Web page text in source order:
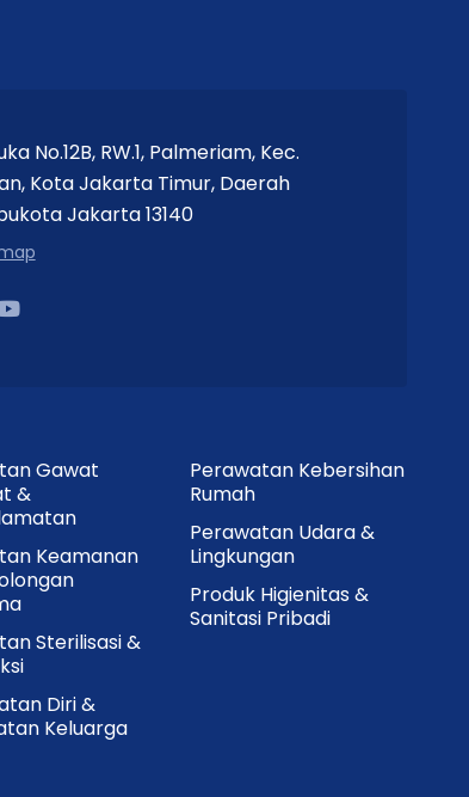
No.12B, RW.1, Palmeriam, Kec.
Kota Jakarta Timur, Daerah
Jakarta 13140
Gawat
&
Keamanan
Sterilisasi &
Diri &
Keluarga
Perawatan Kebersihan
Rumah
Perawatan Udara &
Lingkungan
Produk Higienitas &
Sanitasi Pribadi